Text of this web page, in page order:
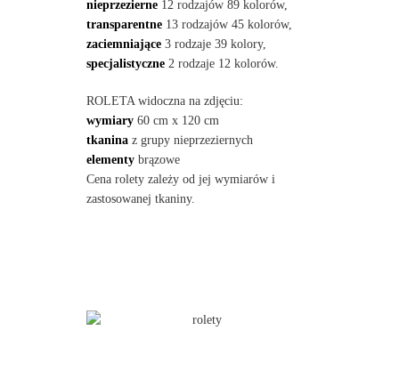
nieprzezierne12 rodzajów 89 kolorów,
transparentne13 rodzajów 45 kolorów,
zaciemniające3 rodzaje 39 kolory,
specjalistyczne2 rodzaje 12 kolorów.
ROLETA widoczna na zdjęciu:
wymiary60 cm x 120 cm
tkaninaz grupy nieprzeziernych
elementybrązowe
Cena rolety zależy od jej wymiarów i
zastosowanej tkaniny.